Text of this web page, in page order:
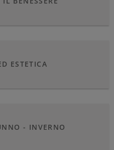
ESTETICA
- INVERNO